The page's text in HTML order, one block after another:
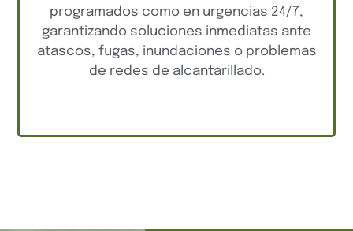
programados como en urgencias 24/7,
garantizando soluciones inmediatas ante
atascos, fugas, inundaciones o problemas
de redes de alcantarillado.